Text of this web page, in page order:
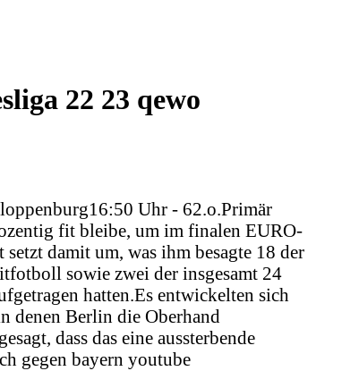
22 23 qewo
Uhr - 62.o.Primär
fit bleibe, um im finalen EURO-
damit um, was ihm besagte 18 der
sowie zwei der insgesamt 24
hatten.Es entwickelten sich
denen Berlin die Oberhand
dass das eine aussterbende
gegen bayern youtube